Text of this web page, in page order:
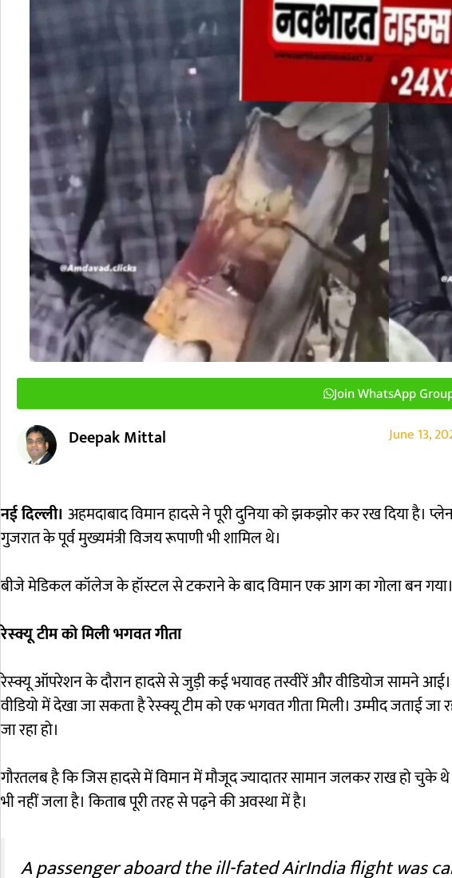
Join WhatsApp
Deepak Mittal June 13,
नई दिल्ली। अहमदाबाद विमान हादसे ने पूरी दुनिया को झकझोर कर रख दिया है।
गुजरात के पूर्व मुख्यमंत्री विजय रूपाणी भी शामिल थे।
बीजे मेडिकल कॉलेज के हॉस्टल से टकराने के बाद विमान एक आग का गोला बन गया।
रेस्क्यू टीम को मिली भगवत गीता
रेस्क्यू ऑपरेशन के दौरान हादसे से जुड़ी कई भयावह तस्वीरें और वीडियोज सामने आई।
वीडियो में देखा जा सकता है रेस्क्यू टीम को एक भगवत गीता मिली। उम्मीद जताई जा
जा रहा हो।
गौरतलब है कि जिस हादसे में विमान में मौजूद ज्यादातर सामान जलकर राख हो चुके
भी नहीं जला है। किताब पूरी तरह से पढ़ने की अवस्था में है।
A passenger aboard the ill-fated AirIndia flight was